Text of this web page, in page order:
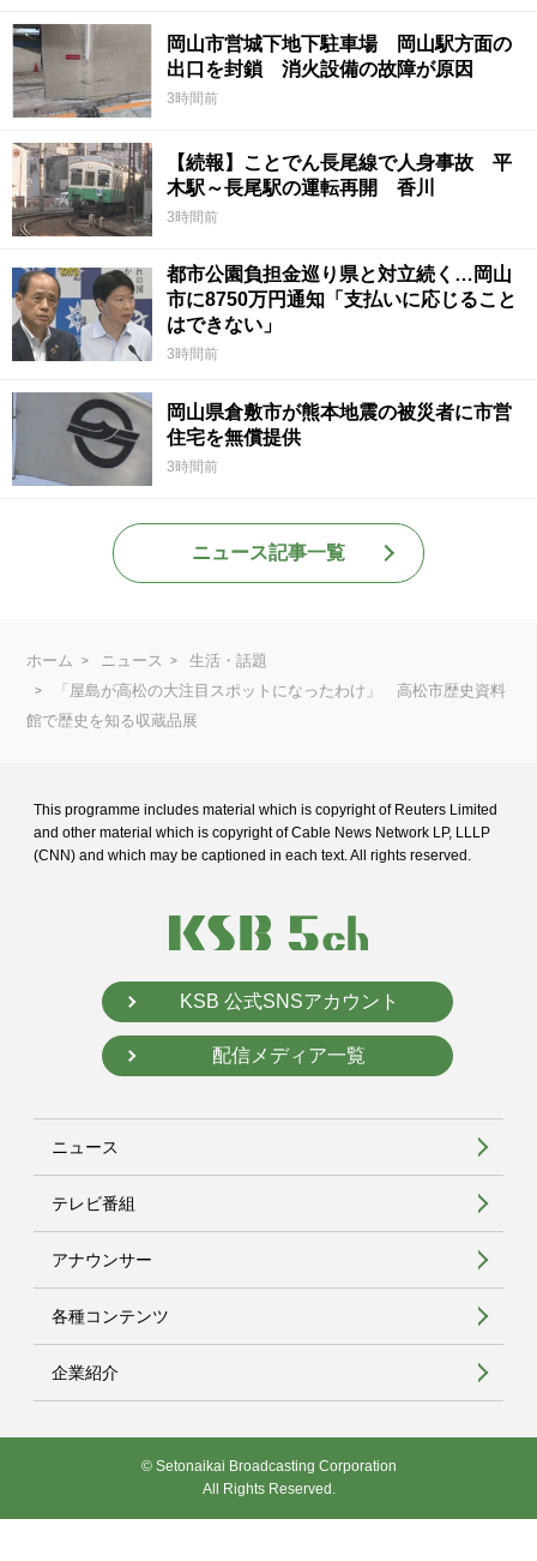
岡山市営城下地下駐車場 岡山駅方面の
出口を封鎖 消火設備の故障が原因
3時間前
【続報】ことでん長尾線で人身事故 平
木駅～長尾駅の運転再開 香川
3時間前
都市公園負担金巡り県と対立続く…岡山
市に8750万円通知「支払いに応じること
はできない」
3時間前
岡山県倉敷市が熊本地震の被災者に市営
住宅を無償提供
3時間前
ニュース記事一覧
ホーム ニュース
生活・話題
「屋島が高松の大注目スポットになったわけ」 高松市歴史資料
館で歴史を知る収蔵品展
This programme includes material which is copyright of Reuters Limited
and other material which is copyright of Cable News Network LP, LLLP
(CNN) and which may be captioned in each text. All rights reserved.
KSB 公式SNSアカウント
配信メディア一覧
ニュース
テレビ番組
アナウンサー
各種コンテンツ
企業紹介
© Setonaikai Broadcasting Corporation
All Rights Reserved.